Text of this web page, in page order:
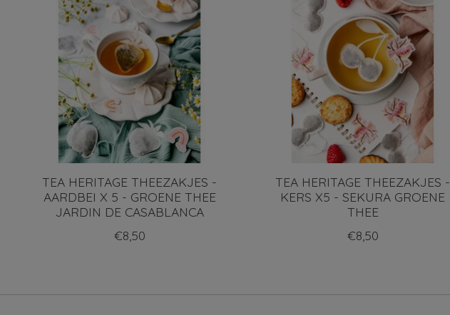
TEA HERITAGE THEEZAKJES -
AARDBEI X 5 - GROENE THEE
JARDIN DE CASABLANCA
€8,50
TEA HERITAGE THEEZAKJES -
KERS X5 - SEKURA GROENE
THEE
€8,50